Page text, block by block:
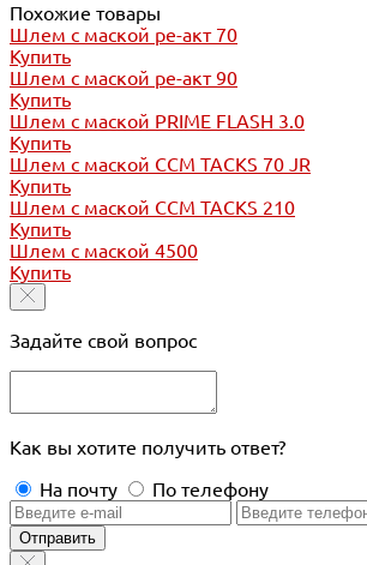
Похожие товары
Шлем с маской ре-акт 70
Купить
Шлем с маской ре-акт 90
Купить
Шлем с маской PRIME FLASH 3.0
Купить
Шлем с маской CCM TACKS 70 JR
Купить
Шлем с маской CCM TACKS 210
Купить
Шлем с маской 4500
Купить
Задайте свой вопрос
Как вы хотите получить ответ?
На почту
По телефону
Отправить